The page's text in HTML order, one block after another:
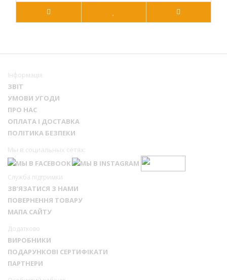
Інформація
ЗВІТ
УМОВИ УГОДИ
ПРО НАС
ОПЛАТА І ДОСТАВКА
ПОЛІТИКА БЕЗПЕКИ
Мы в социальных сетях:
Служба підтримки
ЗВ’ЯЗАТИСЯ З НАМИ
ПОВЕРНЕННЯ ТОВАРУ
МАПА САЙТУ
Додатково
ВИРОБНИКИ
ПОДАРУНКОВІ СЕРТИФІКАТИ
ПАРТНЕРИ